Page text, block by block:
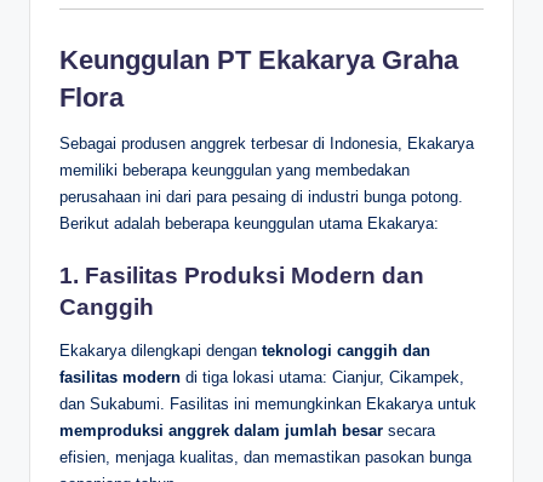
Keunggulan PT Ekakarya Graha
Flora
Sebagai produsen anggrek terbesar di Indonesia, Ekakarya
memiliki beberapa keunggulan yang membedakan
perusahaan ini dari para pesaing di industri bunga potong.
Berikut adalah beberapa keunggulan utama Ekakarya:
1. Fasilitas Produksi Modern dan
Canggih
Ekakarya dilengkapi dengan teknologi canggih dan
fasilitas modern di tiga lokasi utama: Cianjur, Cikampek,
dan Sukabumi. Fasilitas ini memungkinkan Ekakarya untuk
memproduksi anggrek dalam jumlah besar secara
efisien, menjaga kualitas, dan memastikan pasokan bunga